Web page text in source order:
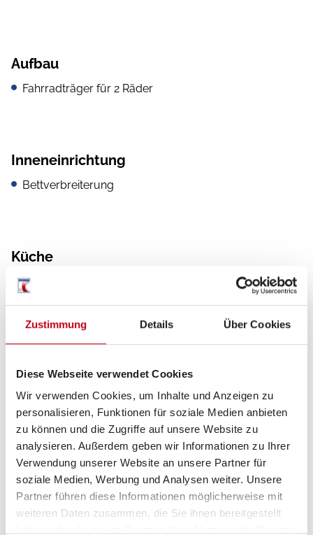
Zustimmung Details Über Cookies
Diese Webseite verwendet Cookies
Wir verwenden Cookies, um Inhalte und Anzeigen zu
personalisieren, Funktionen für soziale Medien anbieten
zu können und die Zugriffe auf unsere Website zu
analysieren. Außerdem geben wir Informationen zu Ihrer
Verwendung unserer Website an unsere Partner für
soziale Medien, Werbung und Analysen weiter. Unsere
Partner führen diese Informationen möglicherweise mit
weiteren Daten zusammen, die Sie ihnen bereitgestellt
Aufbau
Fahrradträger für 2 Räder
Inneneinrichtung
Bettverbreiterung
Küche
3-Flammkocher
Grundrissbeschreibung
ab 4 Schlafplätze